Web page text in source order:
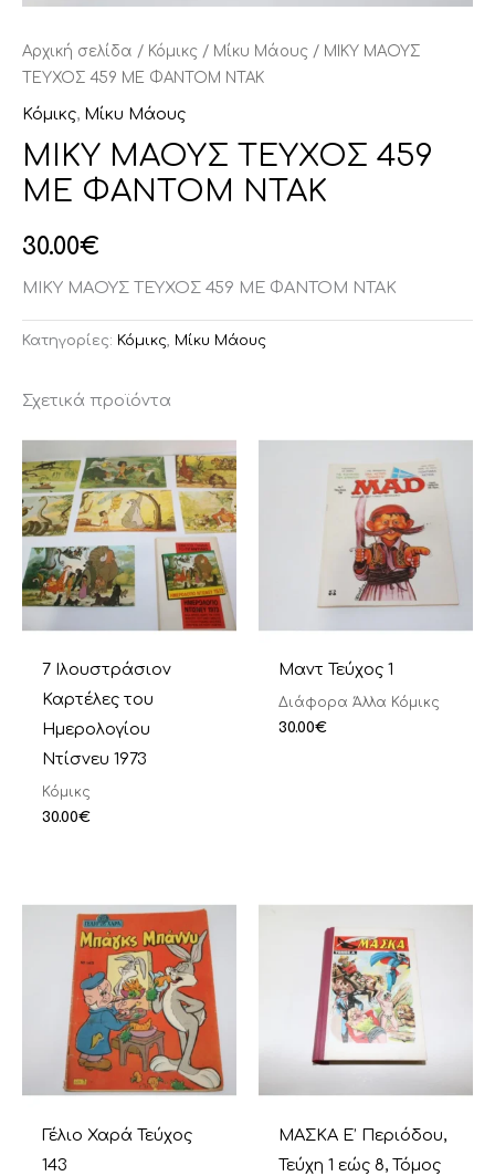
Αρχική σελίδα / Κόμικς / Μίκυ Μάους / ΜΙΚΥ ΜΑΟΥΣ
ΤΕΥΧΟΣ 459 ΜΕ ΦΑΝΤΟΜ ΝΤΑΚ
Κόμικς, Μίκυ Μάους
ΜΙΚΥ ΜΑΟΥΣ ΤΕΥΧΟΣ 459
ΜΕ ΦΑΝΤΟΜ ΝΤΑΚ
30.00€
ΜΙΚΥ ΜΑΟΥΣ ΤΕΥΧΟΣ 459 ΜΕ ΦΑΝΤΟΜ ΝΤΑΚ
Κατηγορίες: Κόμικς, Μίκυ Μάους
Σχετικά προϊόντα
7 Ιλουστράσιον
Καρτέλες του
Ημερολογίου
Ντίσνευ 1973
Κόμικς
30.00€
Μαντ Τεύχος 1
Διάφορα Άλλα Κόμικς
30.00€
Γέλιο Χαρά Τεύχος
143
ΜΑΣΚΑ Ε’ Περιόδου,
Τεύχη 1 εώς 8, Τόμος